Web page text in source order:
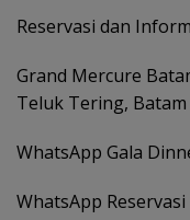
Reservasi dan
Grand Mercure
Teluk Tering, Batam
WhatsApp Gala
WhatsApp Reservasi